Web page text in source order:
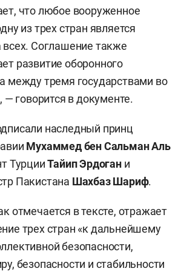
что любое вооруженное
из трех стран является
Соглашение также
развитие оборонного
между тремя государствами во
— говорится в документе.
наследный принц
Мухаммед бен Сальман Аль
ТурцииТайип Эрдогани
Пакистана Шахбаз Шариф.
отмечается в тексте, отражает
трех стран «к дальнейшему
безопасности,
безопасности и стабильности